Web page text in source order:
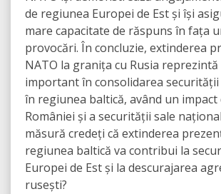
de regiunea Europei de Est și își
mare capacitate de răspuns în fața
provocări. În concluzie, extinderea
NATO la granița cu Rusia reprezintă
important în consolidarea
în regiunea baltică, având un
României și a securității sale
măsură credeți că extinderea
regiunea baltică va contribui la
Europei de Est și la descurajarea
rusești?